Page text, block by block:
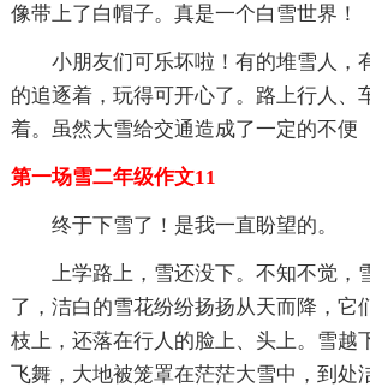
像带上了白帽子。真是一个白雪世界！
小朋友们可乐坏啦！有的堆雪人，
的追逐着，玩得可开心了。路上行人、
着。虽然大雪给交通造成了一定的不便
第一场雪二年级作文11
终于下雪了！是我一直盼望的。
上学路上，雪还没下。不知不觉，
了，洁白的雪花纷纷扬扬从天而降，它
枝上，还落在行人的脸上、头上。雪越
飞舞，大地被笼罩在茫茫大雪中，到处